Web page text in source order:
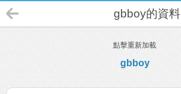
gbboy的資料
點擊重新加載
gbboy